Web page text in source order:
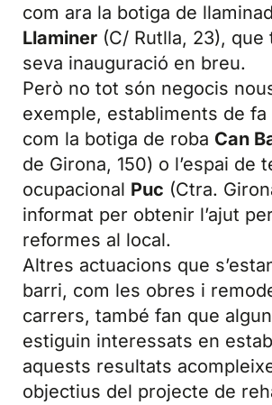
com ara la botiga de
Llaminer (C/ Rutlla, 23),
seva inauguració en breu.
Però no tot són negocis
exemple, establiments de fa
com la botiga de roba Can
de Girona, 150) o l’espai de
ocupacional Puc (Ctra.
informat per obtenir l’ajut
reformes al local.
Altres actuacions que
barri, com les obres i
carrers, també fan que
estiguin interessats en
aquests resultats
objectius del projecte de